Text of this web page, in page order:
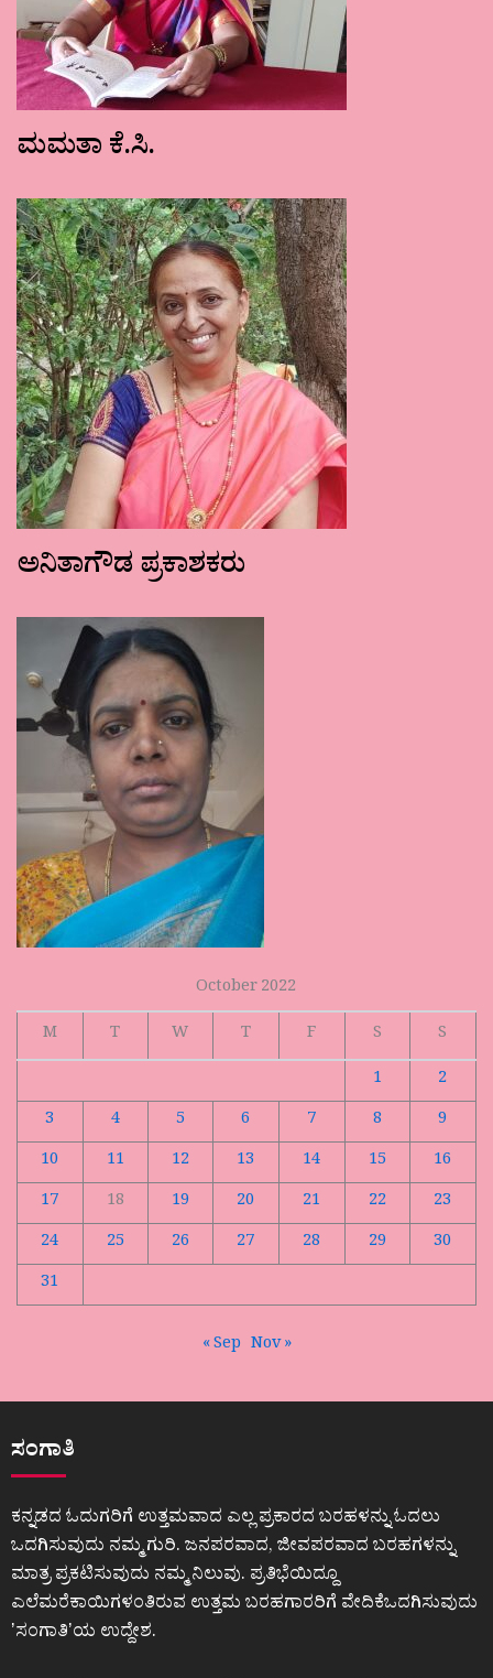
ಮಮತಾ ಕೆ.ಸಿ.
ಅನಿತಾಗೌಡ ಪ್ರಕಾಶಕರು
October 2022
M
T W T F S
S
1
2
3
4 5 6 7 8
9
10
11 12 13 14 15
16
17
18 19 20 21 22
23
24
25 26 27 28 29
30
31
« Sep Nov »
ಸಂಗಾತಿ
ಕನ್ನಡದ ಓದುಗರಿಗೆ ಉತ್ತಮವಾದ ಎಲ್ಲ ಪ್ರಕಾರದ ಬರಹಳನ್ನು ಓದಲು
ಒದಗಿಸುವುದು ನಮ್ಮ ಗುರಿ. ಜನಪರವಾದ, ಜೀವಪರವಾದ ಬರಹಗಳನ್ನು
ಮಾತ್ರ ಪ್ರಕಟಿಸುವುದು ನಮ್ಮ ನಿಲುವು. ಪ್ರತಿಭೆಯಿದ್ದೂ
ಎಲೆಮರೆಕಾಯಿಗಳಂತಿರುವ ಉತ್ತಮ ಬರಹಗಾರರಿಗೆ ವೇದಿಕೆಒದಗಿಸುವುದು
ʼಸಂಗಾತಿʼಯ ಉದ್ದೇಶ.